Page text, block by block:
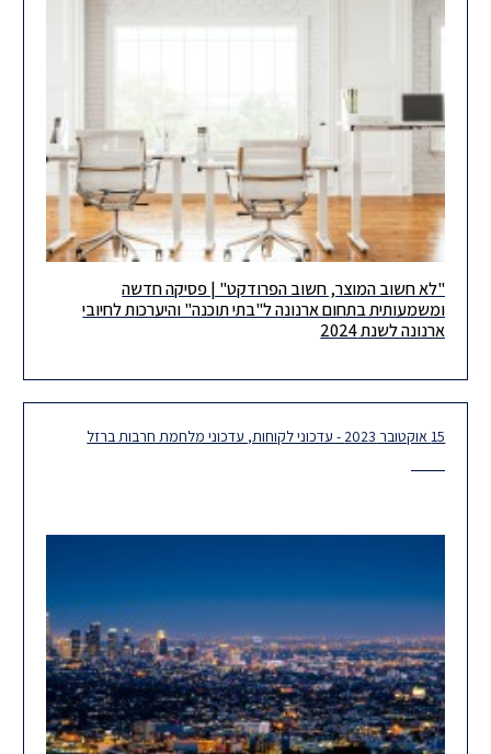
לקוחות יקרים, ברצוננו להביא לידיעתכם עדכון משפטי חשוב, מן העת
האחרונה, בדבר פסק דינו של בית המשפט המחוזי בעניין עמ"נ
"לא חשוב המוצר, חשוב הפרודקט" | פסיקה חדשה
ומשמעותית בתחום ארנונה ל"בתי תוכנה" והיערכות לחיובי
ארנונה לשנת 2024
15 אוקטובר 2023 - עדכוני לקוחות, עדכוני מלחמת חרבות ברזל